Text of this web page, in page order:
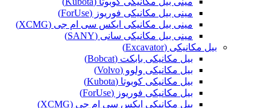
مینی بیل مکانیکی فوریوز (ForUse)
مینی بیل مکانیکی ایکس سی ام جی (XCMG)
مینی بیل مکانیکی سانی (SANY)
بیل مکانیکی (Excavator)
بیل مکانیکی بابکت (Bobcat)
بیل مکانیکی ولوو (Volvo)
بیل مکانیکی کوبوتا (Kubota)
بیل مکانیکی فوریوز (ForUse)
بیل مکانیکی ایکس سی ام جی (XCMG)